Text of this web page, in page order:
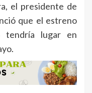
el presidente de
que el estreno
tendría lugar en